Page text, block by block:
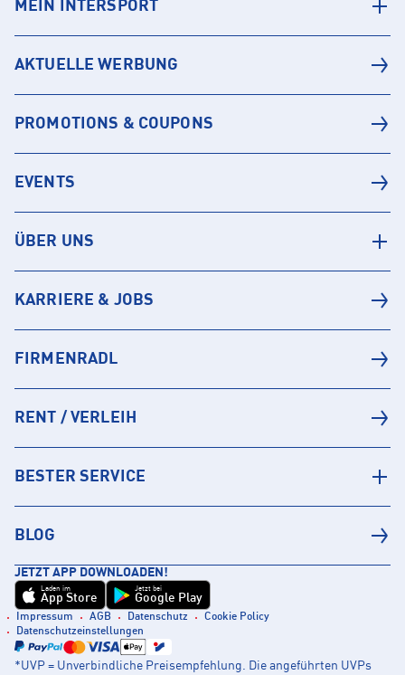
MEIN INTERSPORT
AKTUELLE WERBUNG
PROMOTIONS & COUPONS
EVENTS
ÜBER UNS
KARRIERE & JOBS
FIRMENRADL
RENT / VERLEIH
BESTER SERVICE
BLOG
JETZT APP DOWNLOADEN!
Laden im
App Store
Jetzt bei
Google Play
Impressum AGB Datenschutz
Cookie Policy
Datenschutzeinstellungen
*UVP = Unverbindliche Preisempfehlung. Die angeführten UVPs